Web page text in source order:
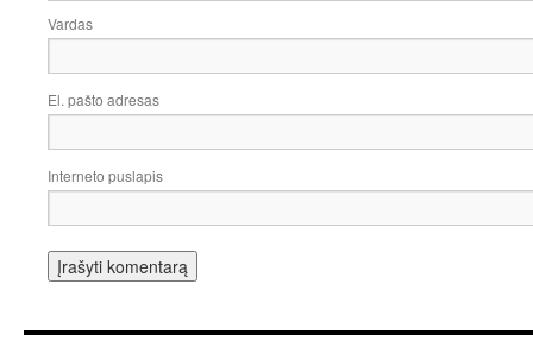
Vardas
El. pašto adresas
Interneto puslapis